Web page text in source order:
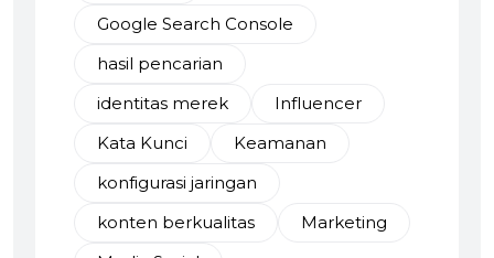
Google Search Console
hasil pencarian
identitas merek
Influencer
Kata Kunci
Keamanan
konfigurasi jaringan
konten berkualitas
Marketing